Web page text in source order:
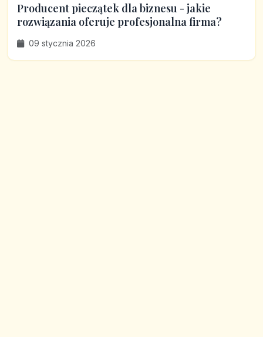
Producent pieczątek dla biznesu - jakie
rozwiązania oferuje profesjonalna firma?
09 stycznia 2026